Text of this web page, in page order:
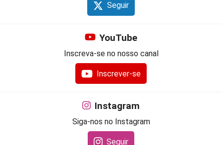
Seguir
YouTube
Inscreva-se no nosso canal
Inscrever-se
Instagram
Siga-nos no Instagram
Seguir